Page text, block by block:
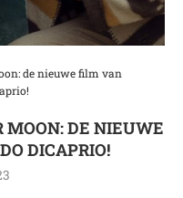
de nieuwe film van
MOON: DE NIEUWE
DICAPRIO!